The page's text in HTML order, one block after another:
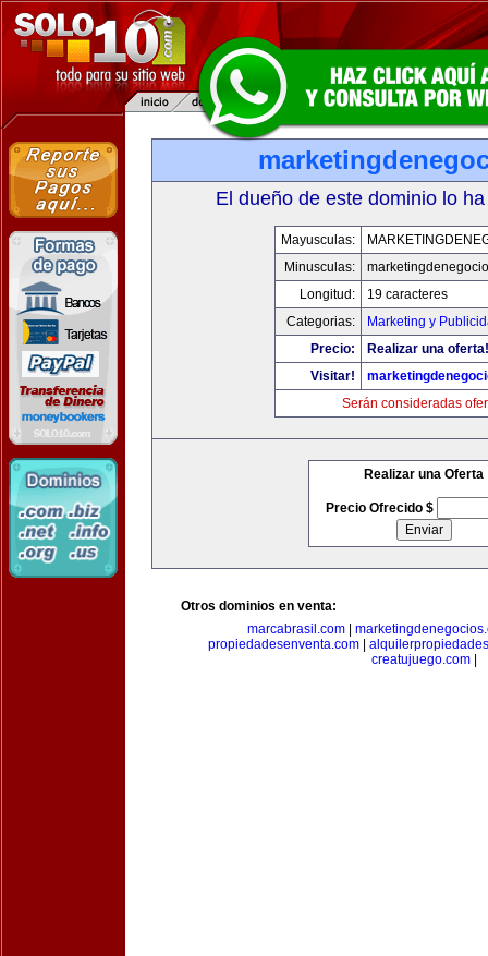
El dueño de este dominio lo
Mayusculas:
Minusculas:
Longitud:
19 caracteres
Categorias:
Marketing y
Precio:
Realizar una oferta!
Visitar!
Serán consideradas
Realizar una Oferta
Precio Ofrecido $
Otros dominios en venta:
marcabrasil.com
propiedadesenventa.com
creatujuego.com|